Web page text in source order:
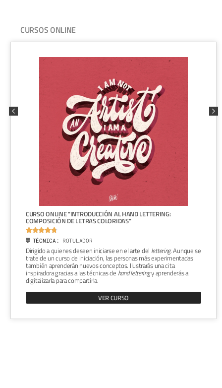
CURSOS ONLINE
CURSO ONLINE "INTRODUCCIÓN AL HAND LETTERING:
COMPOSICIÓN DE LETRAS COLORIDAS"

TÉCNICA: ROTULADOR
Dirigido a quienes deseen iniciarse en el arte del lettering. Aunque se
trate de un curso de iniciación, las personas más experimentadas
también aprenderán nuevos conceptos. Ilustrarás una cita
inspiradora gracias a las técnicas de hand letteringy aprenderás a
digitalizarla para compartirla.
VER CURSO